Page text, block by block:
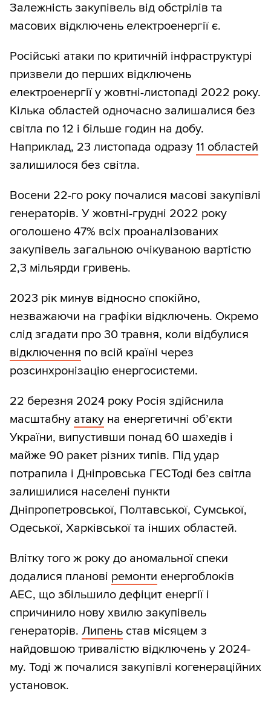
Залежність закупівель від обстрілів та
масових відключень електроенергії є.
Російські атаки по критичній інфраструктурі
призвели до перших відключень
електроенергії у жовтні-листопаді 2022 року.
Кілька областей одночасно залишалися без
світла по 12 і більше годин на добу.
Наприклад, 23 листопада одразу 11 областей
залишилося без світла.
Восени 22-го року почалися масові закупівлі
генераторів. У жовтні-грудні 2022 року
оголошено 47% всіх проаналізованих
закупівель загальною очікуваною вартістю
2,3 мільярди гривень.
2023 рік минув відносно спокійно,
незважаючи на графіки відключень. Окремо
слід згадати про 30 травня, коли відбулися
відключення по всій країні через
розсинхронізацію енергосистеми.
22 березня 2024 року Росія здійснила
масштабну атаку на енергетичні обʼєкти
України, випустивши понад 60 шахедів і
майже 90 ракет різних типів. Під удар
потрапила і Дніпровська ГЕСТоді без світла
залишилися населені пункти
Дніпропетровської, Полтавської, Сумської,
Одеської, Харківської та інших областей.
Влітку того ж року до аномальної спеки
додалися планові ремонти енергоблоків
АЕС, що збільшило дефіцит енергії і
спричинило нову хвилю закупівель
генераторів. Липень став місяцем з
найдовшою тривалістю відключень у 2024-
му. Тоді ж почалися закупівлі когенераційних
установок.